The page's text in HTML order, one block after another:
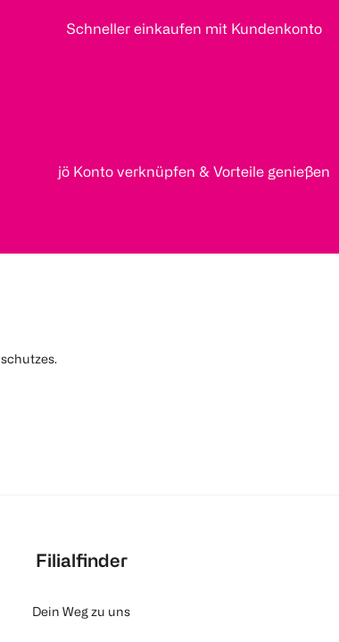
Schneller einkaufen mit Kundenkonto
jö Konto verknüpfen & Vorteile genießen
Filialfinder
Dein Weg zu uns